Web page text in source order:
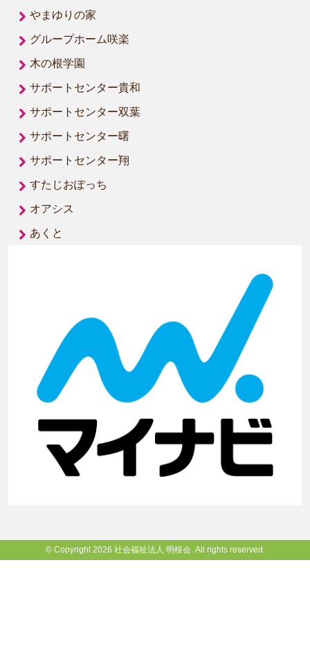
やまゆりの家
グループホーム咲楽
木の根学園
サポートセンター貴和
サポートセンター双葉
サポートセンター曙
サポートセンター翔
すたじおぽっち
オアシス
あくと
© Copyright 2026 社会福祉法人 明桜会. All rights reserved.